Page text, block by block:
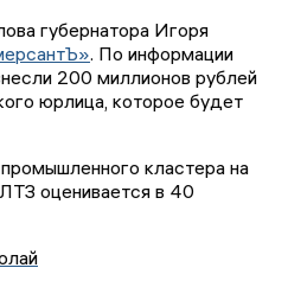
губернатора Игоря
. По информации
200 миллионов рублей
юрлица, которое будет
кластера на
оценивается в 40